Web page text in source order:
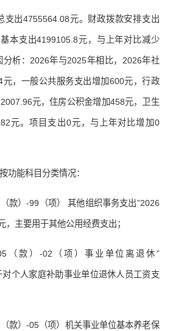
支出4755564.08元。财政拨款安排支出
本支出4199105.8元，与上年对比减少
分析：2026年与2025年相比，2026年社
，一般公共服务支出增加600元，行政
元，住房公积金增加458元，卫生
元。项目支出0元，与上年对比增加0
功能科目分类情况：
款）-99（项） 其他组织事务支出”2026
，主要用于其他公用经费支出；
（款）-02（项）事业单位离退休”
个人家庭补助事业单位退休人员工资支
款）-05（项）机关事业单位基本养老保